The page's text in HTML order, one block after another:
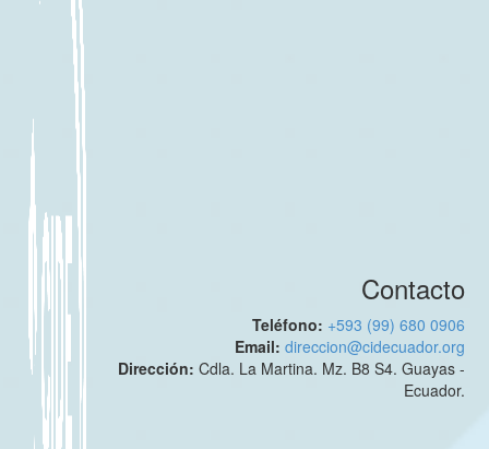
Contacto
Teléfono: +593 (99) 680 0906
Email:direccion@cidecuador.org
Dirección:Cdla. La Martina. Mz. B8 S4. Guayas -
Ecuador.